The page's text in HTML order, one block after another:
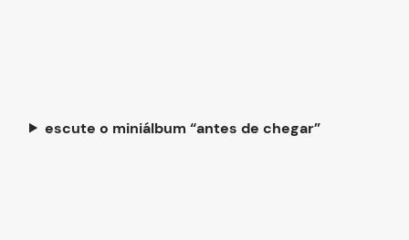
escute o miniálbum “antes de chegar”